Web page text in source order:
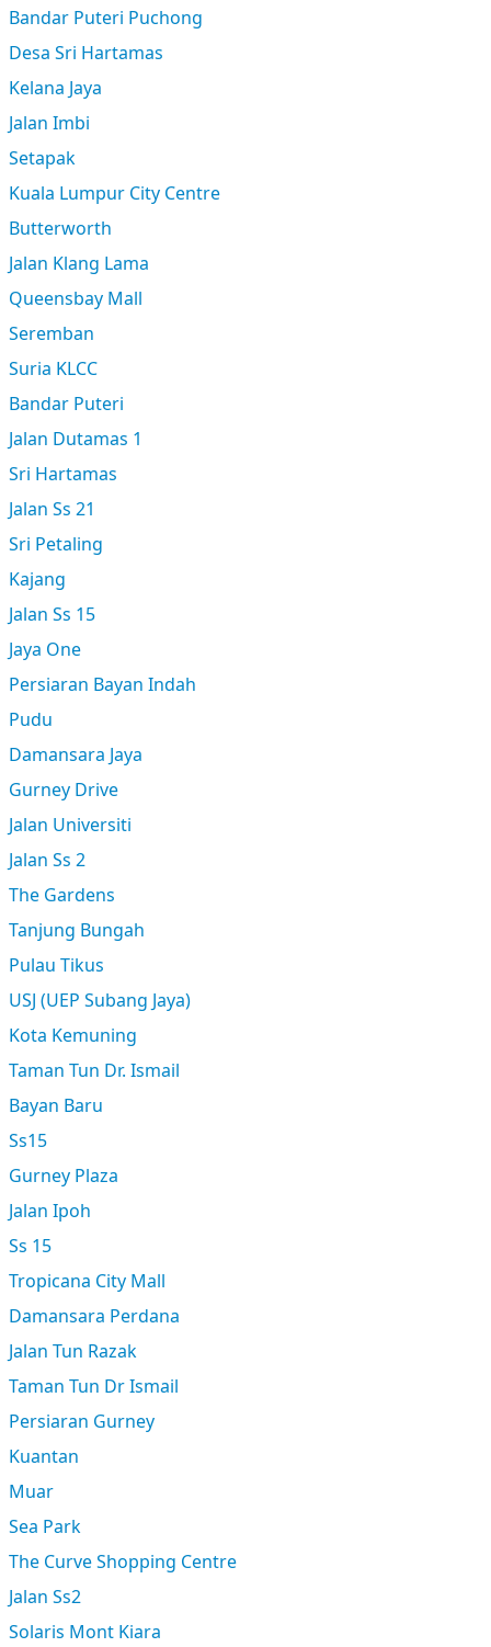
Bandar Puteri Puchong
Desa Sri Hartamas
Kelana Jaya
Jalan Imbi
Setapak
Kuala Lumpur City Centre
Butterworth
Jalan Klang Lama
Queensbay Mall
Seremban
Suria KLCC
Bandar Puteri
Jalan Dutamas 1
Sri Hartamas
Jalan Ss 21
Sri Petaling
Kajang
Jalan Ss 15
Jaya One
Persiaran Bayan Indah
Pudu
Damansara Jaya
Gurney Drive
Jalan Universiti
Jalan Ss 2
The Gardens
Tanjung Bungah
Pulau Tikus
USJ (UEP Subang Jaya)
Kota Kemuning
Taman Tun Dr. Ismail
Bayan Baru
Ss15
Gurney Plaza
Jalan Ipoh
Ss 15
Tropicana City Mall
Damansara Perdana
Jalan Tun Razak
Taman Tun Dr Ismail
Persiaran Gurney
Kuantan
Muar
Sea Park
The Curve Shopping Centre
Jalan Ss2
Solaris Mont Kiara